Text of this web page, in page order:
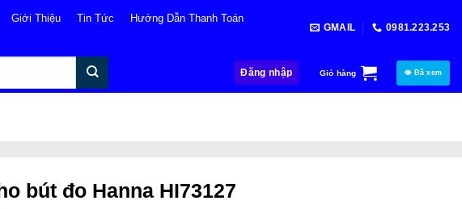
Giới Thiệu Tin Tức
Hướng Dẫn Thanh Toán
GMAIL 0981.223.253
Đăng nhập Giỏ hàng 👁 Đã xem
bút đo Hanna HI73127